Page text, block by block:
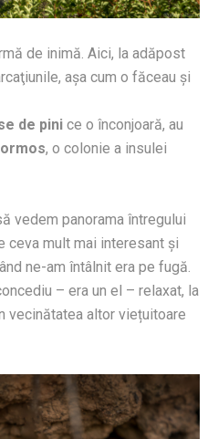
de inimă. Aici, la adăpost
aşa cum o făceau şi
de pini ce o înconjoară, au
, o colonie a insulei
vedem panorama întregului
ceva mult mai interesant şi
ne-am întâlnit era pe fugă.
– era un el – relaxat, la
vecinătatea altor viețuitoare